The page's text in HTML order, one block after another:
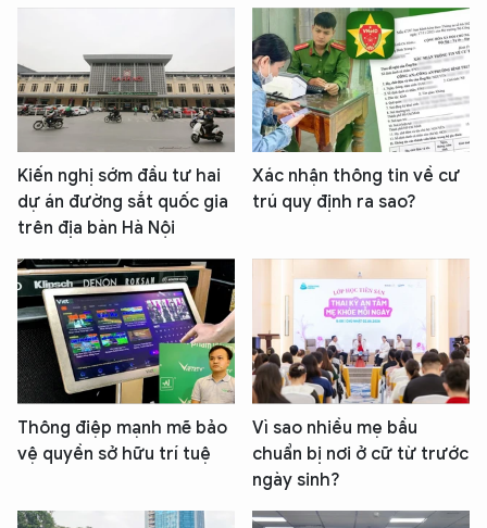
Kiến nghị sớm đầu tư hai
dự án đường sắt quốc gia
trên địa bàn Hà Nội
Xác nhận thông tin về cư
trú quy định ra sao?
Thông điệp mạnh mẽ bảo
vệ quyền sở hữu trí tuệ
Vì sao nhiều mẹ bầu
chuẩn bị nơi ở cữ từ trước
ngày sinh?